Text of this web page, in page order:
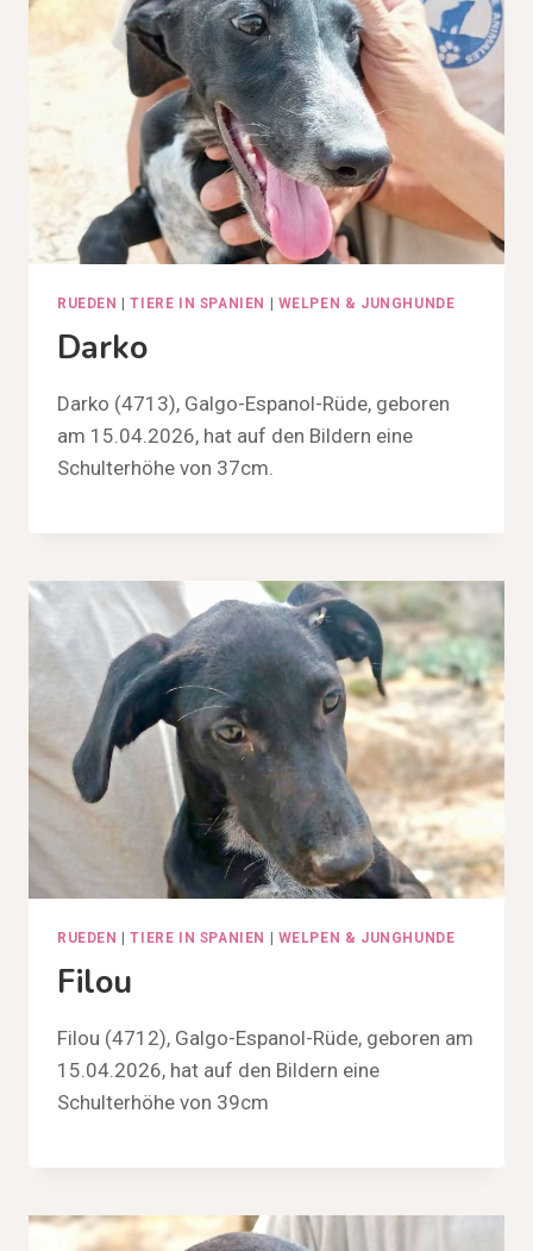
RUEDEN |TIERE IN SPANIEN WELPEN & JUNGHUNDE
Darko
Darko (4713), Galgo-Espanol-Rüde, geboren
am 15.04.2026, hat auf den Bildern eine
Schulterhöhe von 37cm.
RUEDEN |TIERE IN SPANIEN | WELPEN & JUNGHUNDE
Filou
Filou (4712), Galgo-Espanol-Rüde, geboren am
15.04.2026, hat auf den Bildern eine
Schulterhöhe von 39cm